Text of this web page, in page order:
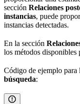
sección Relaciones
instancias, puede
instancias detectadas.
En la sección
los métodos disponibles
Código de ejemplo para
búsqueda: